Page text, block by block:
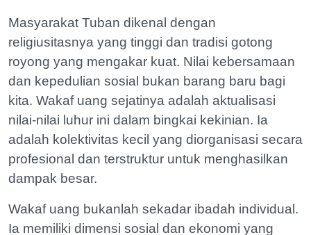
Masyarakat Tuban dikenal dengan
religiusitasnya yang tinggi dan tradisi gotong
royong yang mengakar kuat. Nilai kebersamaan
dan kepedulian sosial bukan barang baru bagi
kita. Wakaf uang sejatinya adalah aktualisasi
nilai-nilai luhur ini dalam bingkai kekinian. Ia
adalah kolektivitas kecil yang diorganisasi secara
profesional dan terstruktur untuk menghasilkan
dampak besar.
Wakaf uang bukanlah sekadar ibadah individual.
Ia memiliki dimensi sosial dan ekonomi yang